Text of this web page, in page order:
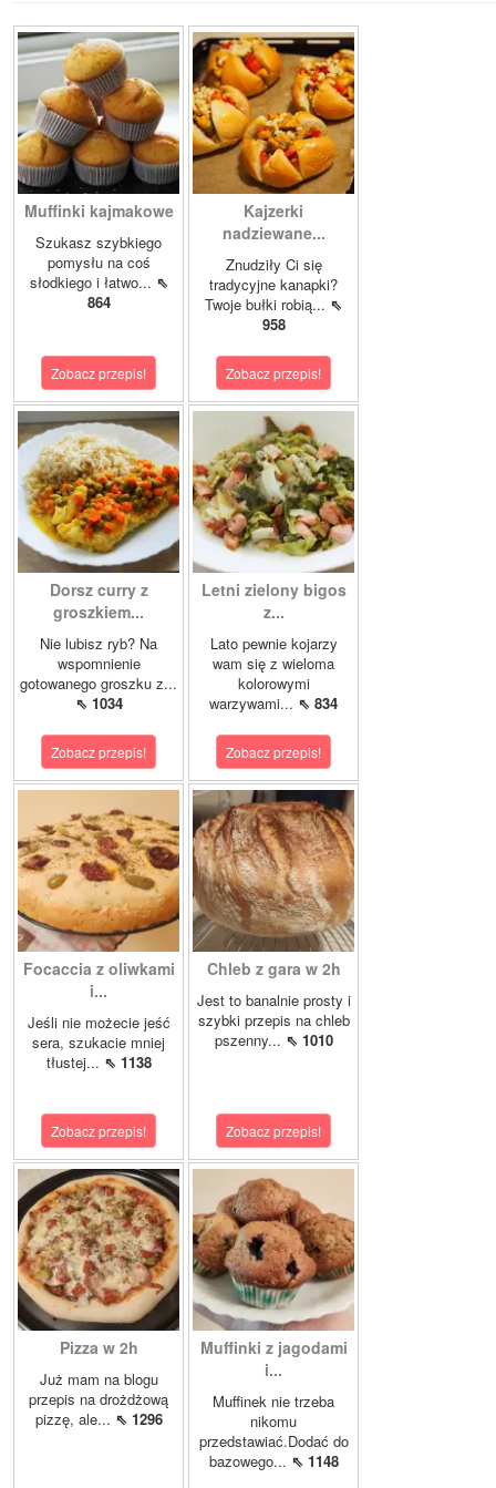
Muffinki kajmakowe
Szukasz szybkiego
pomysłu na coś
słodkiego i łatwo... ⇖
864
Zobacz przepis!
Kajzerki
nadziewane...
Znudziły Ci się
tradycyjne kanapki?
Twoje bułki robią... ⇖
958
Zobacz przepis!
Dorsz curry z
groszkiem...
Nie lubisz ryb? Na
wspomnienie
gotowanego groszku z...
⇖ 1034
Zobacz przepis!
Letni zielony bigos
z...
Lato pewnie kojarzy
wam się z wieloma
kolorowymi
warzywami... ⇖ 834
Zobacz przepis!
Focaccia z oliwkami
i...
Jeśli nie możecie jeść
sera, szukacie mniej
tłustej... ⇖ 1138
Zobacz przepis!
Chleb z gara w 2h
Jest to banalnie prosty i
szybki przepis na chleb
pszenny... ⇖ 1010
Zobacz przepis!
Pizza w 2h
Już mam na blogu
przepis na drożdżową
pizzę, ale... ⇖ 1296
Muffinki z jagodami
i...
Muffinek nie trzeba
nikomu
przedstawiać.Dodać do
bazowego... ⇖ 1148